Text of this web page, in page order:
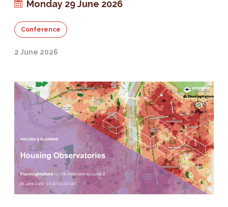
Monday 29 June 2026
Conference
2 June 2026